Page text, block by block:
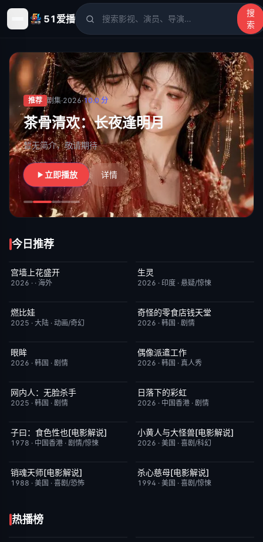
51爱播
搜
索
51爱播 - 电影、电视剧、动漫、综艺、短剧高清在线观看
推荐 剧集·2026·10.0 分
茶骨清欢：长夜逢明月
暂无简介，敬请期待
立即播放 详情
今日推荐
更新至第4集
宫墙上花盛开
2026 · · 海外
今日更新
生灵
2026 · 印度 · 悬疑/惊悚
HD国语
燃比娃
2025 · 大陆 · 动画/奇幻
HD中字
奇怪的零食店钱天堂
2026 · 韩国 · 剧情
HD中字
眼眸
2026 · 韩国 · 剧情
已完结
偶像派遣工作
2026 · 韩国 · 真人秀
今日更新
网内人：无脸杀手
2025 · 韩国 · 剧情
更新至第6集
日落下的彩虹
2026 · 中国香港 · 剧情
已完结
子曰：食色性也[电影解说]
1978 · 中国香港 · 剧情/惊悚
已完结
小黄人与大怪兽[电影解说]
2026 · 美国 · 喜剧/科幻
已完结
销魂天师[电影解说]
1988 · 美国 · 喜剧/恐怖
已完结
杀心慈母[电影解说]
1994 · 美国 · 喜剧/惊悚
热播榜